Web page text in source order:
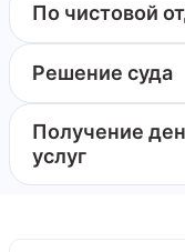
По чистовой
Решение суда
Получение
услуг